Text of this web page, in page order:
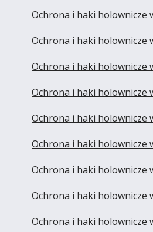
Ochrona i haki holownicze
Ochrona i haki holownicze
Ochrona i haki holownicze
Ochrona i haki holownicze
Ochrona i haki holownicze
Ochrona i haki holownicze
Ochrona i haki holownicze
Ochrona i haki holownicze
Ochrona i haki holownicze